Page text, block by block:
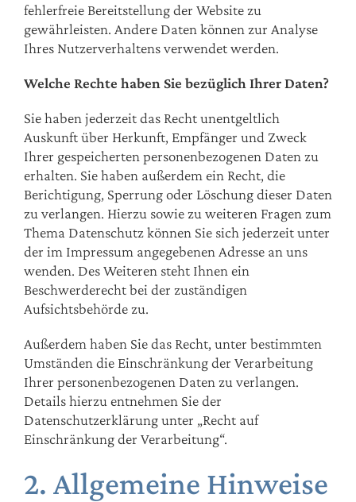
fehlerfreie Bereitstellung der Website zu
gewährleisten. Andere Daten können zur Analyse
Ihres Nutzerverhaltens verwendet werden.
Welche Rechte haben Sie bezüglich Ihrer Daten?
Sie haben jederzeit das Recht unentgeltlich
Auskunft über Herkunft, Empfänger und Zweck
Ihrer gespeicherten personenbezogenen Daten zu
erhalten. Sie haben außerdem ein Recht, die
Berichtigung, Sperrung oder Löschung dieser Daten
zu verlangen. Hierzu sowie zu weiteren Fragen zum
Thema Datenschutz können Sie sich jederzeit unter
der im Impressum angegebenen Adresse an uns
wenden. Des Weiteren steht Ihnen ein
Beschwerderecht bei der zuständigen
Aufsichtsbehörde zu.
Außerdem haben Sie das Recht, unter bestimmten
Umständen die Einschränkung der Verarbeitung
Ihrer personenbezogenen Daten zu verlangen.
Details hierzu entnehmen Sie der
Datenschutzerklärung unter „Recht auf
Einschränkung der Verarbeitung“.
2. Allgemeine Hinweise